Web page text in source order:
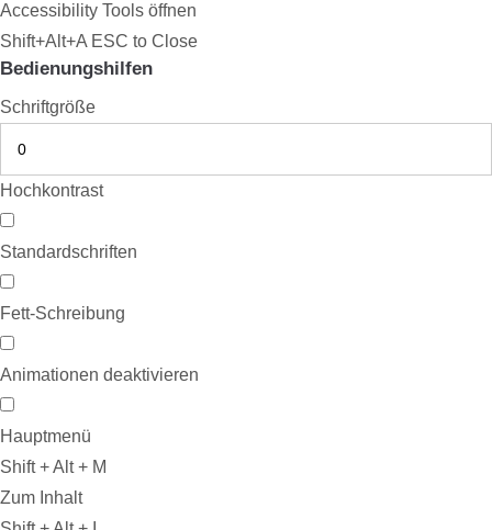
Accessibility Tools öffnen
Shift+Alt+A ESC to Close
Bedienungshilfen
Schriftgröße
Hochkontrast
Standardschriften
Fett-Schreibung
Animationen deaktivieren
Hauptmenü
Shift + Alt + M
Zum Inhalt